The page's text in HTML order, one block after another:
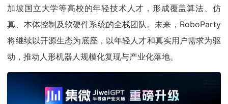
加坡国立大学等高校的年轻技术人才，形成覆盖算法、仿
真、本体控制及软硬件系统的全栈团队。未来，RoboParty
将继续以开源生态为底座，以年轻人才和真实用户需求为驱
动，推动人形机器人规模化复现与产业化落地。